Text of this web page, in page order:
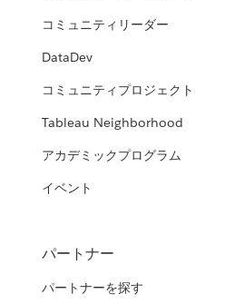
コミュニティリーダー
DataDev
コミュニティプロジェクト
Tableau Neighborhood
アカデミックプログラム
イベント
パートナー
パートナーを探す